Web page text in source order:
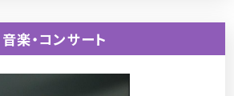
音楽・コンサート